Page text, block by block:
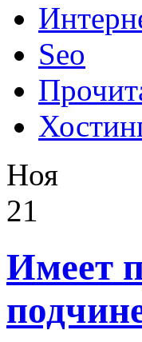
Seo
Ноя
21
Имеет